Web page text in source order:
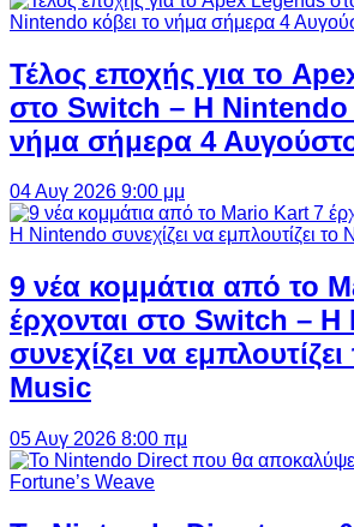
Τέλος εποχής για το
στο Switch – Η Nintendo
νήμα σήμερα 4
04 Αυγ 2026 9:00 μμ
9 νέα κομμάτια από το
έρχονται στο Switch –
συνεχίζει να
Music
05 Αυγ 2026 8:00 πμ